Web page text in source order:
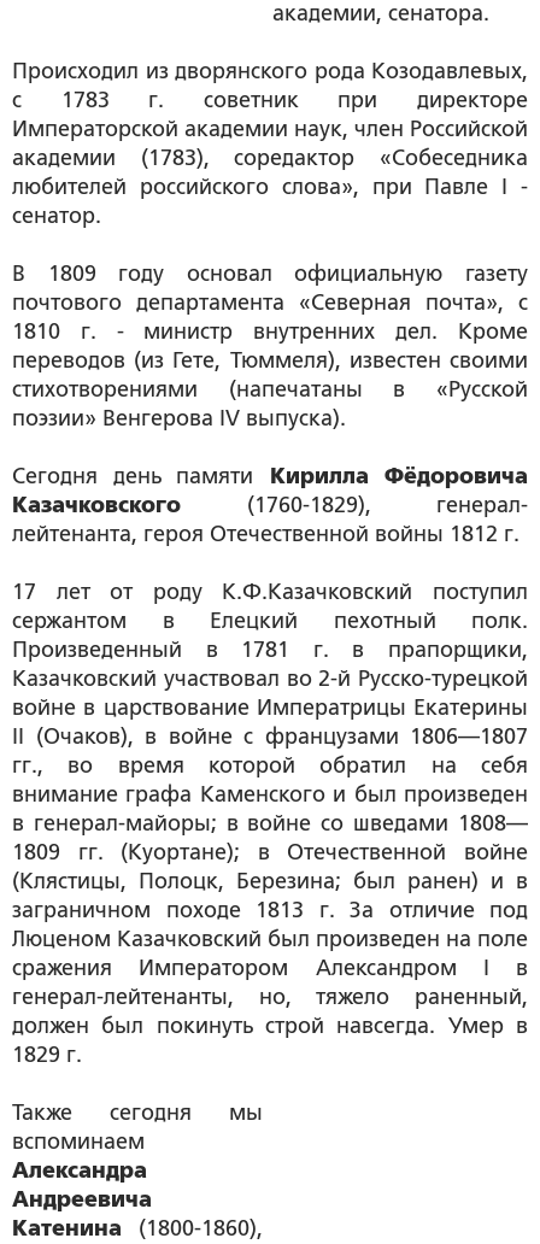
академии, сенатора.
Происходил из дворянского рода Козодавлевых,
с 1783 г. советник при директоре
Императорской академии наук, член Российской
академии (1783), соредактор «Собеседника
любителей российского слова», при Павле I -
сенатор.
В 1809 году основал официальную газету
почтового департамента «Северная почта», с
1810 г. - министр внутренних дел. Кроме
переводов (из Гете, Тюммеля), известен своими
стихотворениями (напечатаны в «Русской
поэзии» Венгерова IV выпуска).
Сегодня день памяти Кирилла Фёдоровича
Казачковского (1760-1829), генерал-
лейтенанта, героя Отечественной войны 1812 г.
17 лет от роду К.Ф.Казачковский поступил
сержантом в Елецкий пехотный полк.
Произведенный в 1781 г. в прапорщики,
Казачковский участвовал во 2-й Русско-турецкой
войне в царствование Императрицы Екатерины
II (Очаков), в войне с французами 1806—1807
гг., во время которой обратил на себя
внимание графа Каменского и был произведен
в генерал-майоры; в войне со шведами 1808—
1809 гг. (Куортане); в Отечественной войне
(Клястицы, Полоцк, Березина; был ранен) и в
заграничном походе 1813 г. За отличие под
Люценом Казачковский был произведен на поле
сражения Императором Александром I в
генерал-лейтенанты, но, тяжело раненный,
должен был покинуть строй навсегда. Умер в
1829 г.
Также сегодня мы
вспоминаем
Александра
Андреевича
Катенина (1800-1860),